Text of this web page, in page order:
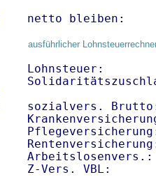
netto
ausführlicher
Lohnsteuer:
sozialvers.
Z-Vers. VBL: